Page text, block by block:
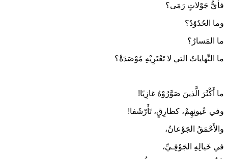
فأَيُّ جَوْلاتٍ رَمَى؟
وما الحُدُوْدُ؟
ما المَسارُ؟
ما النِّهاياتُ التي لا تَعْتَرِيْهِ مُوْصَدَةْ؟
ما أَكْثَرَ الَّذينَ صَوَّرُوْهُ غازِيًا!
وفي عُيونِهِمْ، كطارِقٍ، تَأَرْشَفا!
والأَحْمَقُ الجَوْعانُ،
في خَيالِهِ الجَوْفِـيِّ،